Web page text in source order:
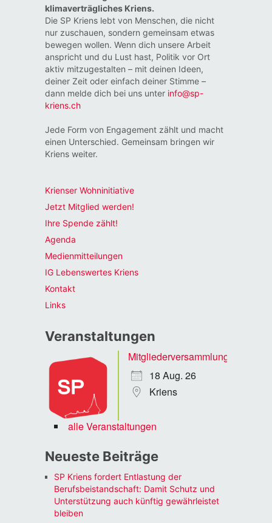
klimaverträgliches Kriens.
Die SP Kriens lebt von Menschen, die nicht
nur zuschauen, sondern gemeinsam etwas
bewegen wollen. Wenn dich unsere Arbeit
anspricht und du Lust hast, Politik vor Ort
aktiv mitzugestalten – mit deinen Ideen,
deiner Zeit oder einfach deiner Stimme –
dann melde dich bei uns unter info@sp-
kriens.ch
Jede Form von Engagement zählt und macht
einen Unterschied. Gemeinsam bringen wir
Kriens weiter.
Krienser Wohninitiative
Jetzt Mitglied werden!
Ihre Spende zählt!
Agenda
Medienmitteilungen
IG Lebenswertes Kriens
Kontakt
Links
Veranstaltungen
Mitgliederversammlung
18 Aug. 26
Kriens
alle Veranstaltungen
Neueste Beiträge
SP Kriens fordert Entlastung der
Berufsbeistandschaft: Damit Schutz und
Unterstützung auch künftig gewährleistet
bleiben